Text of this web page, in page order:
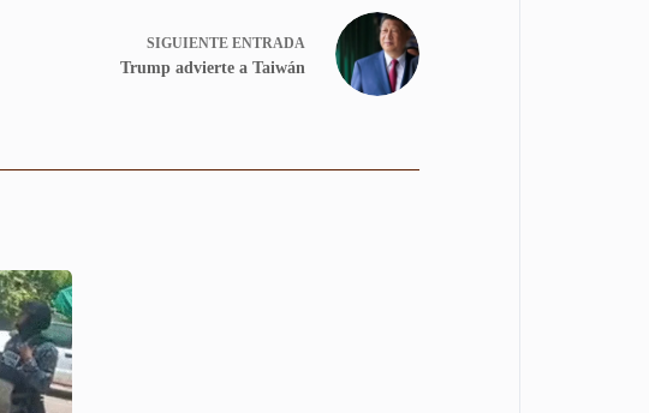
SIGUIENTE ENTRADA
Trump advierte a Taiwán